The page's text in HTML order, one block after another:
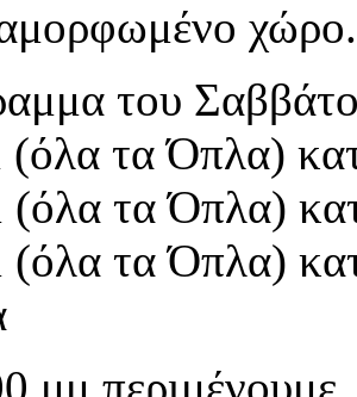
χώρο.
του
τα Όπλα)
τα Όπλα)
τα Όπλα)